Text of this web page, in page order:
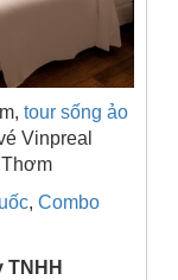
tour sống ảo
Vinpreal
Thơm
,Combo